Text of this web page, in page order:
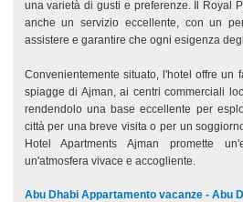
una varietà di gusti e preferenze. Il Royal
anche un servizio eccellente, con un
assistere e garantire che ogni esigenza
Convenientemente situato, l'hotel offre un
spiagge di Ajman, ai centri commerciali
rendendolo una base eccellente per
città per una breve visita o per un
Hotel Apartments Ajman promette
un'atmosfera vivace e accogliente.
Abu Dhabi Appartamento vacanze - Abu